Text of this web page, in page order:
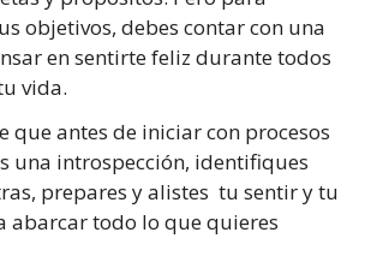
objetivos, debes contar con una
en sentirte feliz durante todos
vida.
que antes de iniciar con procesos
una introspección, identifiques
prepares y alistes tu sentir y tu
abarcar todo lo que quieres